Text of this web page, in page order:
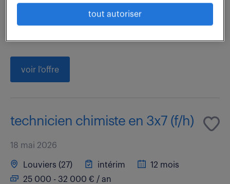
Engineering, vous apporterez un support
opérationnel et technique pour l'entretien des
voir l'offre
technicien chimiste en 3x7 (f/h)
18 mai 2026
Louviers (27) intérim
12 mois
25 000 - 32 000 € / an
tout autoriser